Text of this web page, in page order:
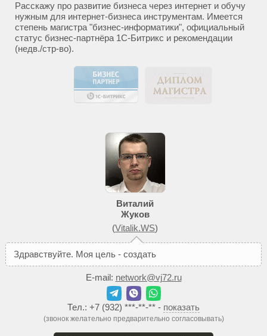
Расскажу про развитие бизнеса через интернет и обучу
нужным для интернет-бизнеса инструментам. Имеется
степень магистра "бизнес-информатики", официальный
статус бизнес-партнёра 1С-Битрикс и рекомендации
(недв./стр-во).
Виталий
Жуков
(Vitalik.WS)
Здравствуйте. Моя цель - создать
E-mail: network@vj72.ru
Тел.: +7 (932) ***-**-** - показать
(звонок желательно предварительно согласовывать)